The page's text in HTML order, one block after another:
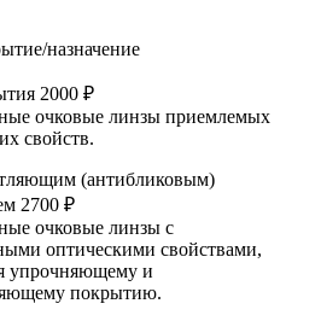
назначение
2000 ₽
очковые линзы приемлемых
свойств.
(антибликовым)
2700 ₽
очковые линзы с
оптическими свойствами,
упрочняющему и
покрытию.